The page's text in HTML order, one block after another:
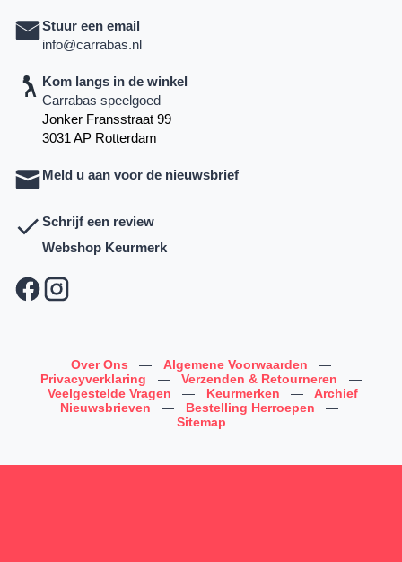
Stuur een email
info@carrabas.nl
Kom langs in de winkel
Carrabas speelgoed
Jonker Fransstraat 99
3031 AP Rotterdam
Meld u aan voor de nieuwsbrief
Schrijf een review
Webshop Keurmerk
Over Ons — Algemene Voorwaarden
—
Privacyverklaring
— Verzenden & Retourneren
—
Veelgestelde Vragen
— Keurmerken —
Archief
Nieuwsbrieven
— Bestelling Herroepen
—
Sitemap